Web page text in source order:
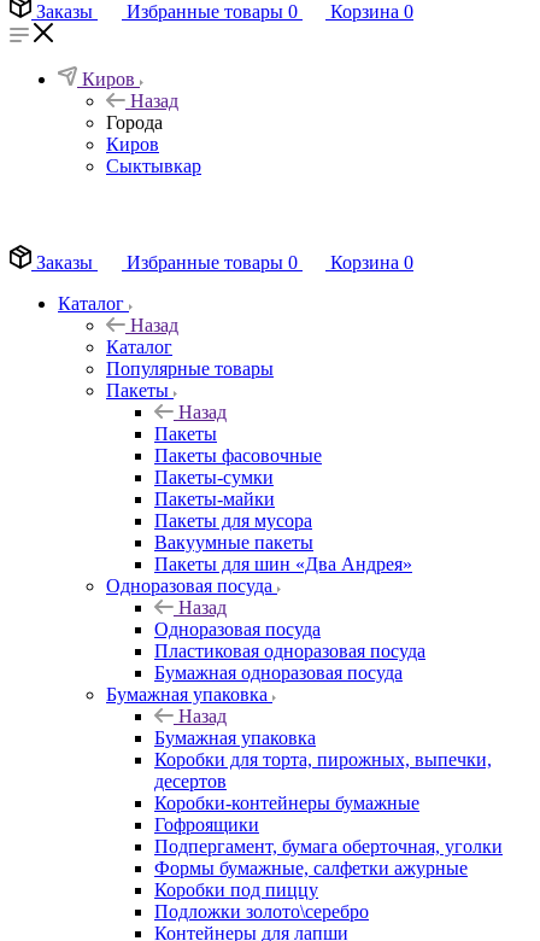
Заказы Избранные товары 0 Корзина 0
Киров
Назад
Города
Киров
Сыктывкар
Заказы
Избранные товары 0 Корзина 0
Каталог
Назад
Каталог
Популярные товары
Пакеты
Назад
Пакеты
Пакеты фасовочные
Пакеты-сумки
Пакеты-майки
Пакеты для мусора
Вакуумные пакеты
Пакеты для шин «Два Андрея»
Одноразовая посуда
Назад
Одноразовая посуда
Пластиковая одноразовая посуда
Бумажная одноразовая посуда
Бумажная упаковка
Назад
Бумажная упаковка
Коробки для торта, пирожных, выпечки,
десертов
Коробки-контейнеры бумажные
Гофроящики
Подпергамент, бумага оберточная, уголки
Формы бумажные, салфетки ажурные
Коробки под пиццу
Подложки золото\серебро
Контейнеры для лапши